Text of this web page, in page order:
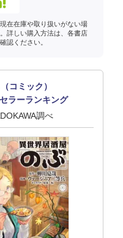
在在庫や取り扱いがない場
詳しい購入方法は、各書店
認ください。
コミック）
ラーランキング
調べ